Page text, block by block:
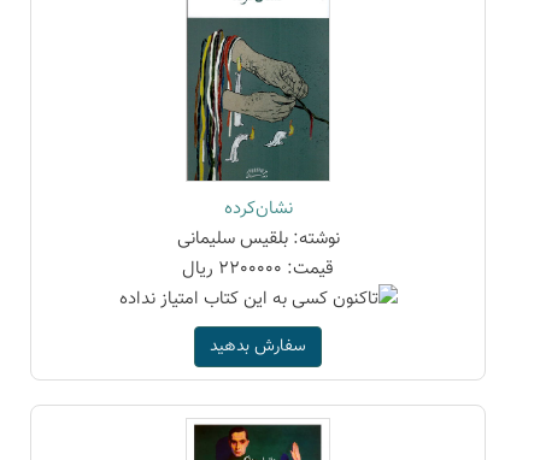
نشان‌کرده
نوشته: بلقیس سلیمانی
قیمت: 2200000 ریال
سفارش بدهید